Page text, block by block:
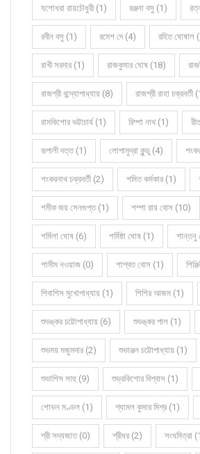
যশোধরা রায়চৌধুরী (1) রঞ্জনা বসু (1)
রবীন বসু (1) রমেশ দে (4) রহিত ঘোষাল
রাখী সরদার (1) রাজকুমার ঘোষ (18)
রাজশ্রী বন্দ্যোপাধ্যায় (8) রাজশ্রী রাহা চক্রবর্তী
রামকিশোর ভট্টাচার্য (1) রিম্পা নাথ (1)
রূপালী দত্ত (1) লোপামুদ্রা কুন্ডু (4)
শংকরনাথ চক্রবর্তী (2) শমিত কর্মকার (1)
শমীক জয় সেনগুপ্ত (1) শম্পা রায় বোস (10)
শর্মিলা ঘোষ (6) শর্মিষ্ঠা ঘোষ (1) শান্তনু
শামীম নওয়াজ (0) শাশ্বত বোস (1)
শিবাশিস মুখোপাধ্যায় (1) শিশির আজম (1)
শুভঙ্কর চট্টোপাধ্যায় (6) শুভঙ্কর পাল (1)
শুভময় মজুমদার (2) শুভাঞ্জন চট্টোপাধ্যায় (1)
শুভাশিস সাহু (9) শুভ্রকিশোর বিশ্বাস (1)
শোভন মণ্ডল (1) শ্যামল কুমার মিশ্র (1)
শ্রী সদ্যজাত (0) শ্রীধর (2) সংঘমিত্রা